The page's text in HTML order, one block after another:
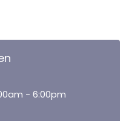
- 6:00pm